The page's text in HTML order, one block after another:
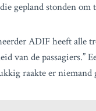
gepland stonden om
ADIF heeft alle
van de passagiers.”
raakte er niemand